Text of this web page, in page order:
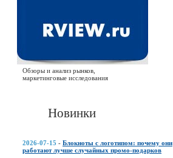
Обзоры и анализ рынков,
маркетинговые исследования
Новинки
2026-07-15 - Блокноты с логотипом: почему они
работают лучше случайных промо-подарков